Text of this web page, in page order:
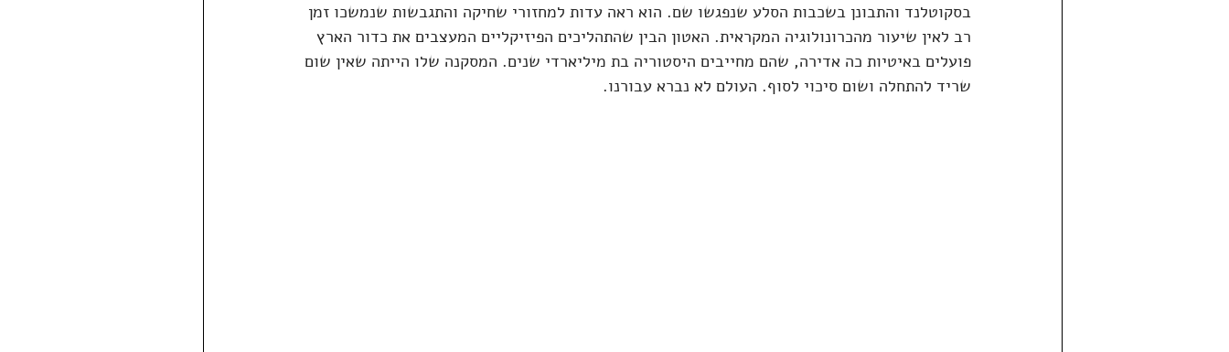
בסקוטלנד והתבונן בשכבות הסלע שנפגשו שם. הוא ראה עדות למחזורי שחיקה והתגבשות שנמשכו זמן
רב לאין שיעור מהכרונולוגיה המקראית. האטון הבין שהתהליכים הפיזיקליים המעצבים את כדור הארץ
פועלים באיטיות כה אדירה, שהם מחייבים היסטוריה בת מיליארדי שנים. המסקנה שלו הייתה שאין שום
שריד להתחלה ושום סיכוי לסוף. העולם לא נברא עבורנו.